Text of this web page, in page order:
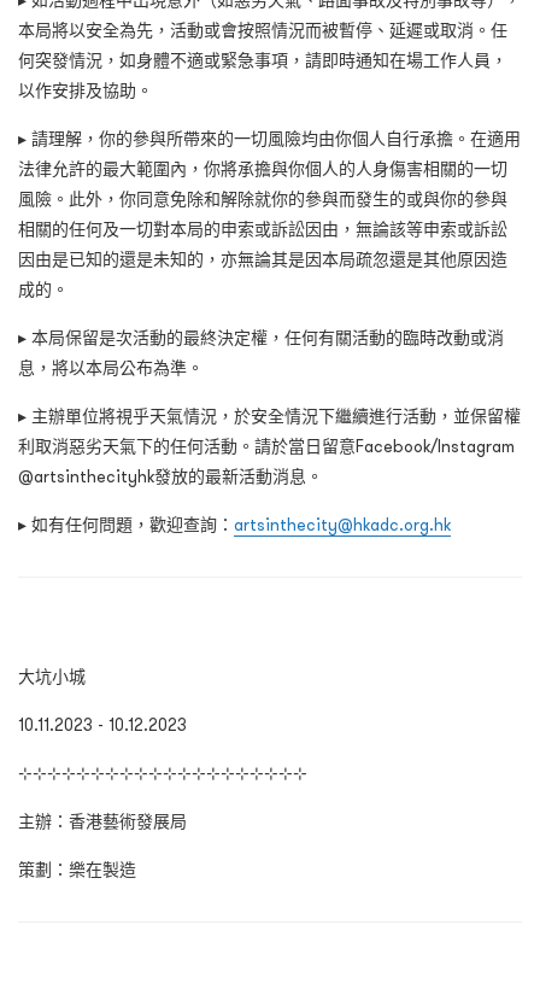
本局將以安全為先，活動或會按照情況而被暫停、延遲或取消。任
何突發情況，如身體不適或緊急事項，請即時通知在場工作人員，
以作安排及協助。
▸ 請理解，你的參與所帶來的一切風險均由你個人自行承擔。在適用
法律允許的最大範圍內，你將承擔與你個人的人身傷害相關的一切
風險。此外，你同意免除和解除就你的參與而發生的或與你的參與
相關的任何及一切對本局的申索或訴訟因由，無論該等申索或訴訟
因由是已知的還是未知的，亦無論其是因本局疏忽還是其他原因造
成的。
▸ 本局保留是次活動的最終決定權，任何有關活動的臨時改動或消
息，將以本局公布為準。
▸ 主辦單位將視乎天氣情況，於安全情況下繼續進行活動，並保留權
利取消惡劣天氣下的任何活動。請於當日留意Facebook/Instagram
@artsinthecityhk發放的最新活動消息。
▸ 如有任何問題，歡迎查詢： artsinthecity@hkadc.org.hk
大坑小城
10.11.2023 - 10.12.2023
⊹⊹⊹⊹⊹⊹⊹⊹⊹⊹⊹⊹⊹⊹⊹⊹⊹⊹⊹⊹
主辦：香港藝術發展局
策劃：樂在製造